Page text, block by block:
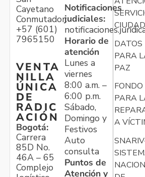
Cayetano
Conmutador:
+57 (601)
7965150
VENTA
NILLA
ÚNICA
DE
RADIC
ACIÓN
Bogotá:
Carrera
85D No.
46A – 65
Complejo
Notificaciones
judiciales:
Horario de
atención
Lunes a
viernes
8:00 a.m. –
6:00 p.m.
Sábado,
Domingo y
Festivos
Auto
consulta
Puntos de
Atención y
DATOS
PARA
PAZ
FONDO
PARA
A